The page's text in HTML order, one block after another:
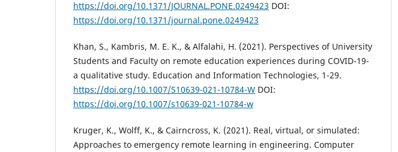
https://doi.org/10.1371/JOURNAL.PONE.0249423 DOI:
https://doi.org/10.1371/journal.pone.0249423
Khan, S., Kambris, M. E. K., & Alfalahi, H. (2021). Perspectives of University
Students and Faculty on remote education experiences during COVID-19-
a qualitative study. Education and Information Technologies, 1-29.
https://doi.org/10.1007/S10639-021-10784-W DOI:
https://doi.org/10.1007/s10639-021-10784-w
Kruger, K., Wolff, K., & Cairncross, K. (2021). Real, virtual, or simulated:
Approaches to emergency remote learning in engineering. Computer